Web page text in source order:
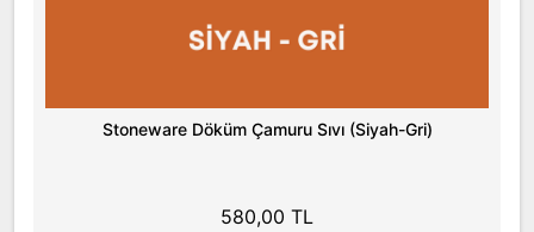
Stoneware Döküm Çamuru Sıvı (Siyah-Gri)
580,00 TL